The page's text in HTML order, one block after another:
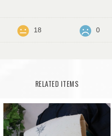
18 0
RELATED ITEMS